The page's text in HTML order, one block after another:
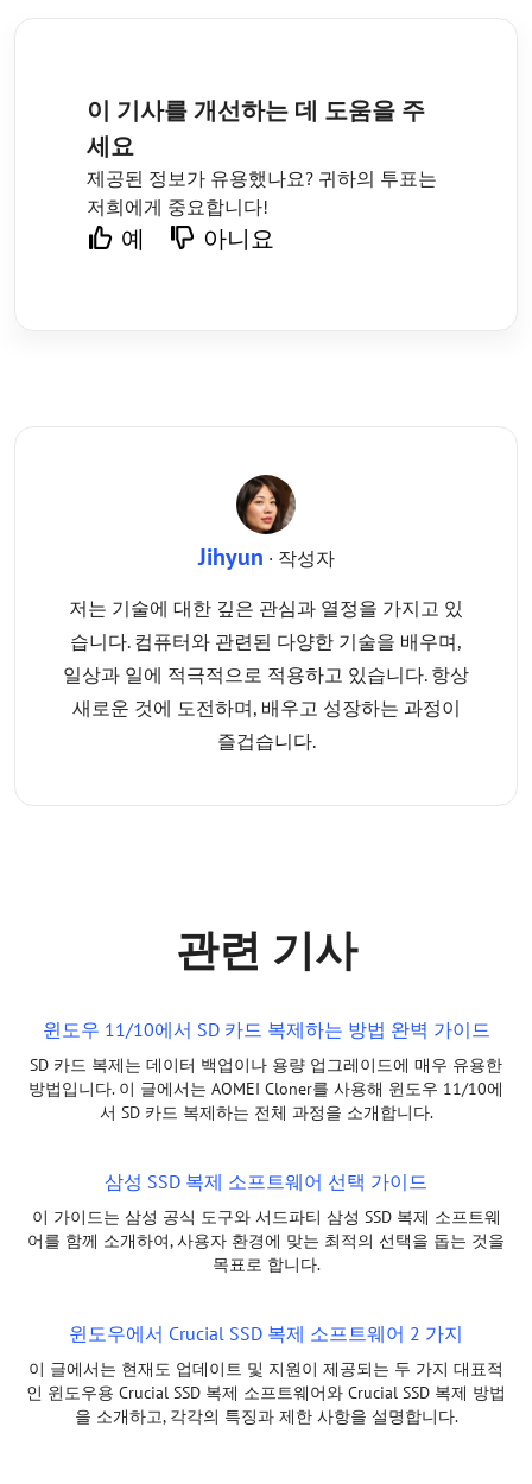
이 기사를 개선하는 데 도움을 주
세요
제공된 정보가 유용했나요? 귀하의 투표는
저희에게 중요합니다!
예 아니요
Jihyun · 작성자
저는 기술에 대한 깊은 관심과 열정을 가지고 있
습니다. 컴퓨터와 관련된 다양한 기술을 배우며,
일상과 일에 적극적으로 적용하고 있습니다. 항상
새로운 것에 도전하며, 배우고 성장하는 과정이
즐겁습니다.
관련 기사
윈도우 11/10에서 SD 카드 복제하는 방법 완벽 가이드
SD 카드 복제는 데이터 백업이나 용량 업그레이드에 매우 유용한
방법입니다. 이 글에서는 AOMEI Cloner를 사용해 윈도우 11/10에
서 SD 카드 복제하는 전체 과정을 소개합니다.
삼성 SSD 복제 소프트웨어 선택 가이드
이 가이드는 삼성 공식 도구와 서드파티 삼성 SSD 복제 소프트웨
어를 함께 소개하여, 사용자 환경에 맞는 최적의 선택을 돕는 것을
목표로 합니다.
윈도우에서 Crucial SSD 복제 소프트웨어 2 가지
이 글에서는 현재도 업데이트 및 지원이 제공되는 두 가지 대표적
인 윈도우용 Crucial SSD 복제 소프트웨어와 Crucial SSD 복제 방법
을 소개하고, 각각의 특징과 제한 사항을 설명합니다.